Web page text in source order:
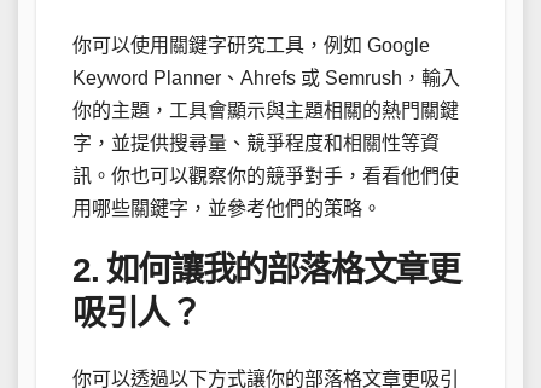
你可以使用關鍵字研究工具，例如 Google
Keyword Planner、Ahrefs 或 Semrush，輸入
你的主題，工具會顯示與主題相關的熱門關鍵
字，並提供搜尋量、競爭程度和相關性等資
訊。你也可以觀察你的競爭對手，看看他們使
用哪些關鍵字，並參考他們的策略。
2. 如何讓我的部落格文章更
吸引人？
你可以透過以下方式讓你的部落格文章更吸引